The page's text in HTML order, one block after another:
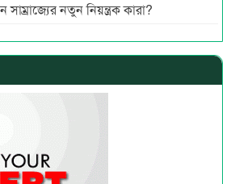
সাম্রাজ্যের নতুন নিয়ন্ত্রক কারা?